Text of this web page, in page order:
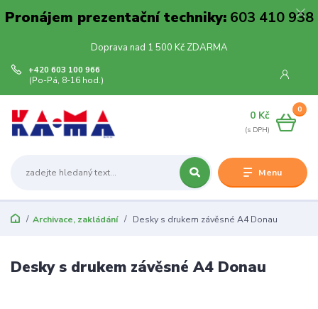
Pronájem prezentační techniky:603 410 938
Doprava nad 1 500 Kč ZDARMA
Menu
+420 603 100 966
(Po-Pá, 8-16 hod.)
0
0 Kč
Archivace, zakládání Desky s drukem závěsné A4 Donau
Desky s drukem závěsné A4 Donau